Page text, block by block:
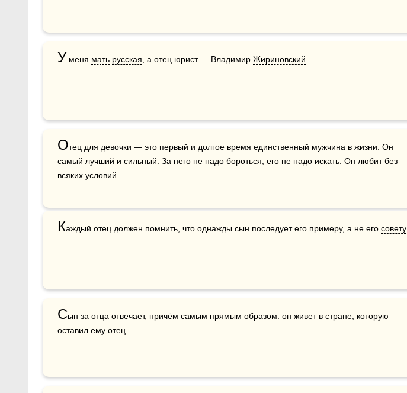
У меня мать русская , а отец юрист.     Владимир Жириновский
Отец для девочки — это первый и долгое время единственный мужчина в жизни . Он
самый лучший и сильный. За него не надо бороться, его не надо искать. Он любит без
всяких условий.
Каждый отец должен помнить, что однажды сын последует его примеру, а не его совету.
Сын за отца отвечает, причём самым прямым образом: он живет в стране , которую
оставил ему отец.